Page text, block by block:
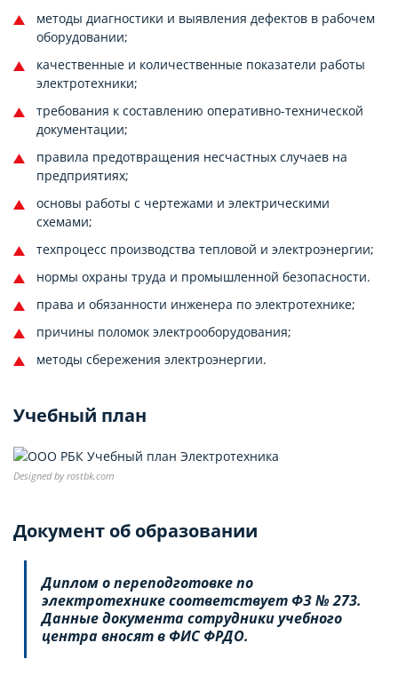
методы диагностики и выявления дефектов в рабочем
оборудовании;
качественные и количественные показатели работы
электротехники;
требования к составлению оперативно-технической
документации;
правила предотвращения несчастных случаев на
предприятиях;
основы работы с чертежами и электрическими
схемами;
техпроцесс производства тепловой и электроэнергии;
нормы охраны труда и промышленной безопасности.
права и обязанности инженера по электротехнике;
причины поломок электрооборудования;
методы сбережения электроэнергии.
Учебный план
Designed by rostbk.com
Документ об образовании
Диплом о переподготовке по
электротехнике соответствует ФЗ № 273.
Данные документа сотрудники учебного
центра вносят в ФИС ФРДО.